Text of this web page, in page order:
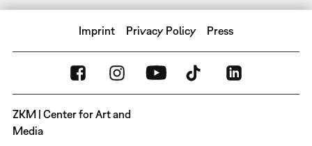
Imprint Privacy Policy Press
ZKM | Center for Art and
Media